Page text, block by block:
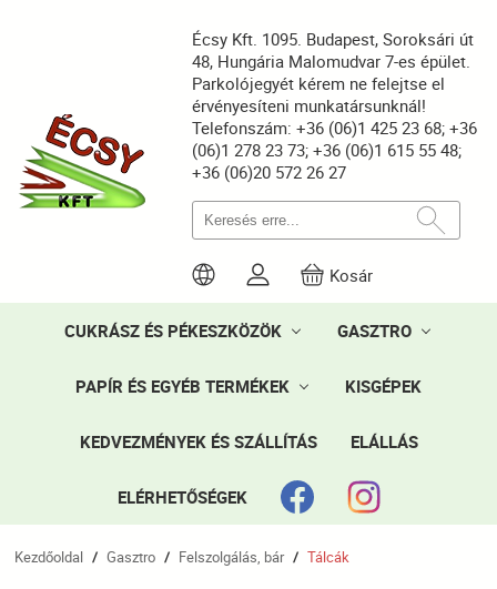
Écsy Kft. 1095. Budapest, Soroksári út
48, Hungária Malomudvar 7-es épület.
Parkolójegyét kérem ne felejtse el
érvényesíteni munkatársunknál!
Telefonszám: +36 (06)1 425 23 68; +36
(06)1 278 23 73; +36 (06)1 615 55 48;
+36 (06)20 572 26 27
Kosár
CUKRÁSZ ÉS PÉKESZKÖZÖK GASZTRO
PAPÍR ÉS EGYÉB TERMÉKEK KISGÉPEK
KEDVEZMÉNYEK ÉS SZÁLLÍTÁS ELÁLLÁS
ELÉRHETŐSÉGEK
Kezdőoldal / Gasztro / Felszolgálás, bár / Tálcák